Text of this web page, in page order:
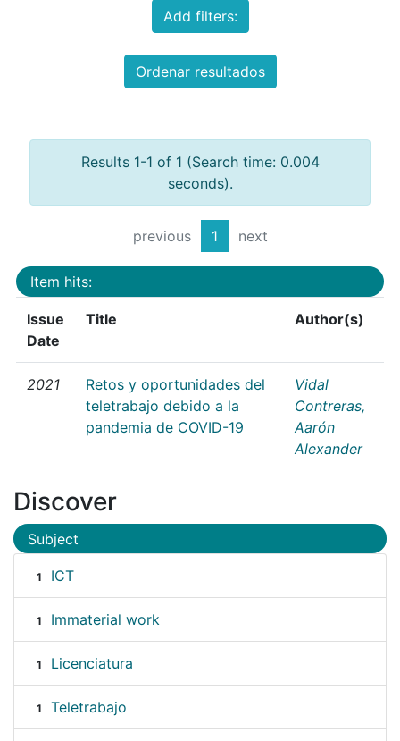
Add filters:
Ordenar resultados
Results 1-1 of 1 (Search time: 0.004
seconds).
previous 1 next
Item hits:
Issue
Date
Title Author(s)
2021
Retos y oportunidades del
teletrabajo debido a la
pandemia de COVID-19
Vidal
Contreras,
Aarón
Alexander
Discover
Subject
1 ICT
1 Immaterial work
1 Licenciatura
1 Teletrabajo